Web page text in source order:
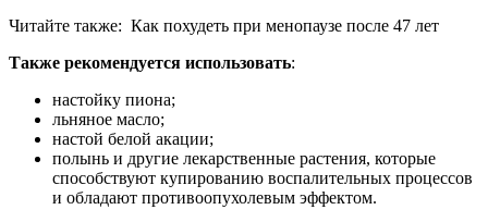
Читайте также: Как похудеть при менопаузе после 47 лет
Также рекомендуется использовать:
настойку пиона;
льняное масло;
настой белой акации;
полынь и другие лекарственные растения, которые
способствуют купированию воспалительных процессов
и обладают противоопухолевым эффектом.